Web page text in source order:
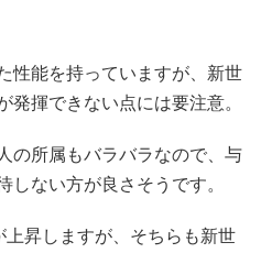
性能を持っていますが、新世
揮できない点には要注意。
の所属もバラバラなので、与
しない方が良さそうです。
昇しますが、そちらも新世